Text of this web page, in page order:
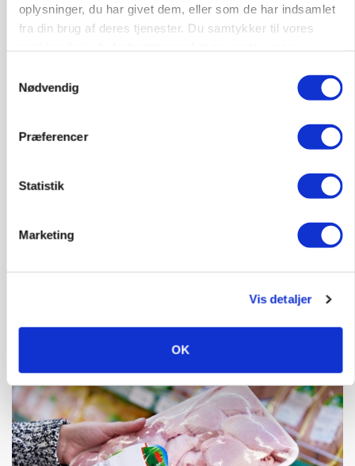
oplysninger, du har givet dem, eller som de har indsamlet
fra din brug af deres tjenester. Du samtykker til vores
Nødvendig
Præferencer
Statistik
Marketing
Vis detaljer
OK
Klimastald
landbrugets ejerstruktur